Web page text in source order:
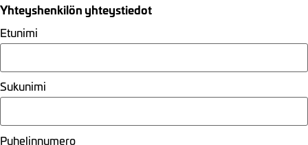
Yhteyshenkilön yhteystiedot
Etunimi
Sukunimi
Puhelinnumero